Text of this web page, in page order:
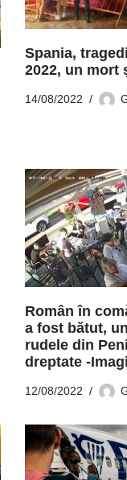
Spania,
2022, un mort
14/08/2022
Român în
a fost bătut,
rudele din
dreptate -
12/08/2022